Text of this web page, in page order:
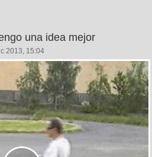
una idea mejor
2013, 15:04